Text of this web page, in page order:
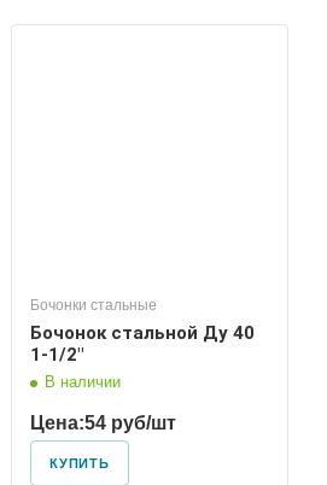
Бочонки стальные
Бочонок стальной Ду 40
1-1/2"
В наличии
Цена:54 руб/шт
КУПИТЬ